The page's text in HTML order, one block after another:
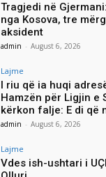
Tragjedi në
nga Kosova, tre
aksident
admin - August 6, 2026
Lajme
I riu që ia huqi
Hamzën për Ligjin e
kërkon falje: E di që
admin - August 6, 2026
Lajme
Vdes ish-ushtari i